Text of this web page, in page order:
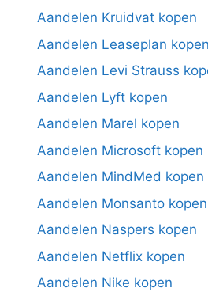
Aandelen Kruidvat kopen
Aandelen Leaseplan kopen
Aandelen Levi Strauss
Aandelen Lyft kopen
Aandelen Marel kopen
Aandelen Microsoft kopen
Aandelen MindMed kopen
Aandelen Monsanto kopen
Aandelen Naspers kopen
Aandelen Netflix kopen
Aandelen Nike kopen